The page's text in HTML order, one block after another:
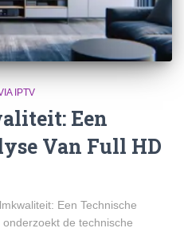
IPTV
Een
Van Full HD
Een Technische
onderzoekt de technische